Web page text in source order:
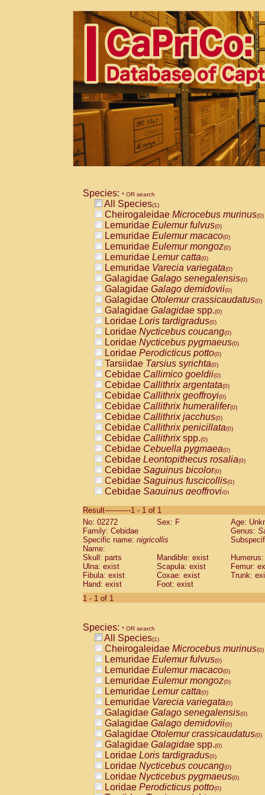
Species: * OR search
All Species(1)
Cheirogaleidae Microcebus murinus(0)
Lemuridae Eulemur fulvus(0)
Lemuridae Eulemur macaco(0)
Lemuridae Eulemur mongoz(0)
Lemuridae Lemur catta(0)
Lemuridae Varecia variegata(0)
Galagidae Galago senegalensis(0)
Galagidae Galago demidovii(0)
Galagidae Otolemur crassicaudatus(0)
Galagidae Galagidae spp.(0)
Loridae Loris tardigradus(0)
Loridae Nycticebus coucang(0)
Loridae Nycticebus pygmaeus(0)
Loridae Perodicticus potto(0)
Tarsiidae Tarsius syrichta(0)
Cebidae Callimico goeldii(0)
Cebidae Callithrix argentata(0)
Cebidae Callithrix geoffroyi(0)
Cebidae Callithrix humeralifer(0)
Cebidae Callithrix jacchus(0)
Cebidae Callithrix penicillata(0)
Cebidae Callithrixspp.(0)
Cebidae Cebuella pygmaea(0)
Cebidae Leontopithecus rosalia(0)
Cebidae Saguinus bicolor(0)
Cebidae Saguinus fuscicollis(0)
Cebidae Saguinus geoffroyi(0)
CebidaeSaguinus labiatus(0)
Cebidae Saguinus leucopus (0)
Cebidae
CebidaeSaguinus mystax
Cebidae Saguinus nigricollis (1)
Cebidae Saguinus oedipus
Cebidae Saguinus weddelli
Cebidae Saguinusspp.
Cebidae
CebidaeCebus capucinus
CebidaeCebus nigrivittatus
CebidaeCebus spp.(0)
CebidaeSaimiri boliviensis(0)
CebidaeSaimiri sciureus(0)
AtelidaeAlouatta caraya(0)
AtelidaeAlouatta fusca(0)
AtelidaeAlouatta seniculus(0)
AtelidaeAlouattaspp.(0)
AtelidaeAteles belzebuth(0)
AtelidaeAteles geoffroyi(0)
AtelidaeAteles paniscus(0)
AtelidaeAtelesspp.(0)
AtelidaeLagothrix lagothricha(0)
AtelidaeLagothrix lagothricha cana
PitheciidaeCacajao calvus
Result-----------1 - 1 of 1
No: 02272
Sex: F
Age:
Family: Cebidae
Genus:
Specific name: nigricollis
Name:
Skull: parts
Mandible: exist
Ulna: exist
Scapula: exist
Femur:
Fibula: exist
Coxae: exist
Trunk:
Hand: exist
Foot: exist
1 - 1 of 1
Species: * OR search
All Species(1)
Cheirogaleidae Microcebus murinus(0)
Lemuridae Eulemur fulvus(0)
Lemuridae Eulemur macaco(0)
Lemuridae Eulemur mongoz(0)
Lemuridae Lemur catta(0)
Lemuridae Varecia variegata(0)
Galagidae Galago senegalensis(0)
Galagidae Galago demidovii(0)
Galagidae Otolemur crassicaudatus(0)
Galagidae Galagidae spp.(0)
Loridae Loris tardigradus(0)
Loridae Nycticebus coucang(0)
Loridae Nycticebus pygmaeus(0)
Loridae Perodicticus potto(0)